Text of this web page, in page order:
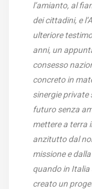
l’amianto, al
dei cittadini, e
ulteriore
anni, un
consesso
concreto in
sinergie private
futuro senza
mettere a terra
anzitutto dal
missione e
quando in
creato un